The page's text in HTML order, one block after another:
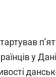
у